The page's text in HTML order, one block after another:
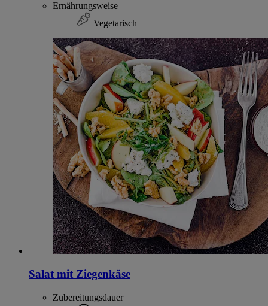
Ernährungsweise
Vegetarisch
Salat mit Ziegenkäse
Zubereitungsdauer